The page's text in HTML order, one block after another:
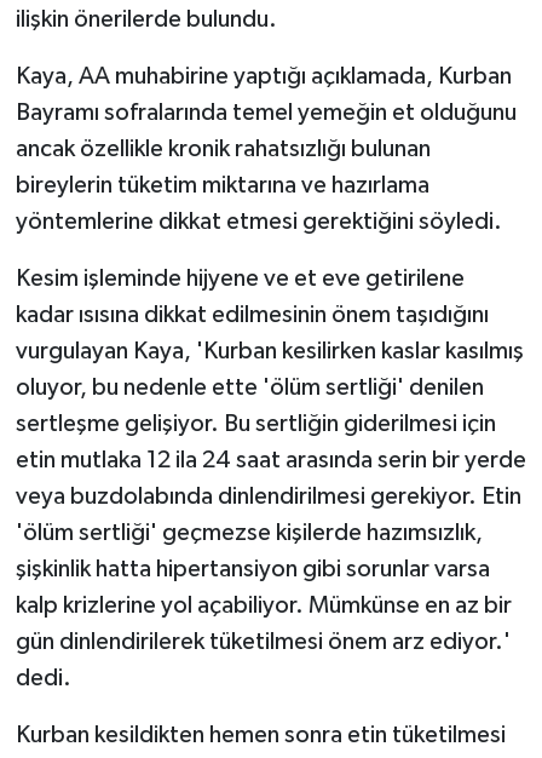
ilişkin önerilerde bulundu.
Kaya, AA muhabirine yaptığı açıklamada, Kurban
Bayramı sofralarında temel yemeğin et olduğunu
ancak özellikle kronik rahatsızlığı bulunan
bireylerin tüketim miktarına ve hazırlama
yöntemlerine dikkat etmesi gerektiğini söyledi.
Kesim işleminde hijyene ve et eve getirilene
kadar ısısına dikkat edilmesinin önem taşıdığını
vurgulayan Kaya, 'Kurban kesilirken kaslar kasılmış
oluyor, bu nedenle ette 'ölüm sertliği' denilen
sertleşme gelişiyor. Bu sertliğin giderilmesi için
etin mutlaka 12 ila 24 saat arasında serin bir yerde
veya buzdolabında dinlendirilmesi gerekiyor. Etin
'ölüm sertliği' geçmezse kişilerde hazımsızlık,
şişkinlik hatta hipertansiyon gibi sorunlar varsa
kalp krizlerine yol açabiliyor. Mümkünse en az bir
gün dinlendirilerek tüketilmesi önem arz ediyor.'
dedi.
Kurban kesildikten hemen sonra etin tüketilmesi